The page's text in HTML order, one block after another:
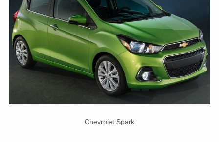
Chevrolet Spark